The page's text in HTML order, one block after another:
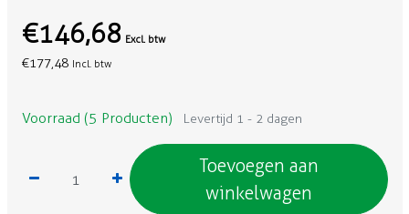
€146,68 Excl. btw
€177,48 Incl. btw
Voorraad (5 Producten) Levertijd 1 - 2 dagen
Toevoegen aan
winkelwagen